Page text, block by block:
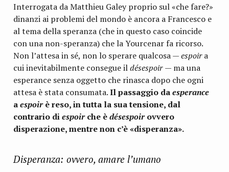
Interrogata da Matthieu Galey proprio sul «che fare?»
dinanzi ai problemi del mondo è ancora a Francesco e
al tema della speranza (che in questo caso coincide
con una non-speranza) che la Yourcenar fa ricorso.
Non l’attesa in sé, non lo sperare qualcosa —espoira
cui inevitabilmente consegue ildésespoir— ma una
esperance senza oggetto che rinasca dopo che ogni
attesa è stata consumata.Il passaggio daesperance
aespoirè reso, in tutta la sua tensione, dal
contrario diespoirche èdésespoirovvero
disperazione, mentre non c’è «disperanza».
Disperanza: ovvero, amare l’umano